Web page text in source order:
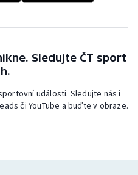
Sledujte ČT sport
události. Sledujte nás i
či YouTube a buďte v obraze.